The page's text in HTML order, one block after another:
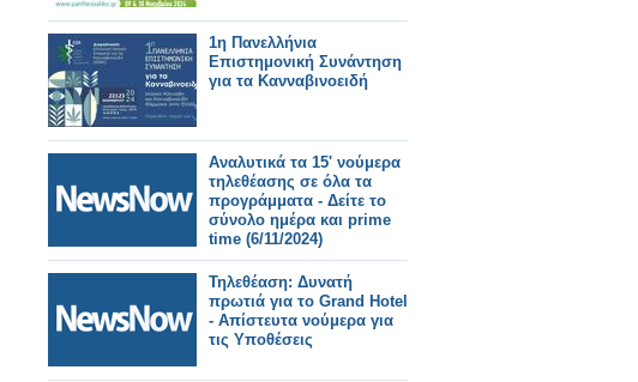
1η Πανελλήνια
Επιστημονική Συνάντηση
για τα Κανναβινοειδή
Αναλυτικά τα 15' νούμερα
τηλεθέασης σε όλα τα
προγράμματα - Δείτε το
σύνολο ημέρα και prime
time (6/11/2024)
Τηλεθέαση: Δυνατή
πρωτιά για το Grand Hotel
- Απίστευτα νούμερα για
τις Υποθέσεις